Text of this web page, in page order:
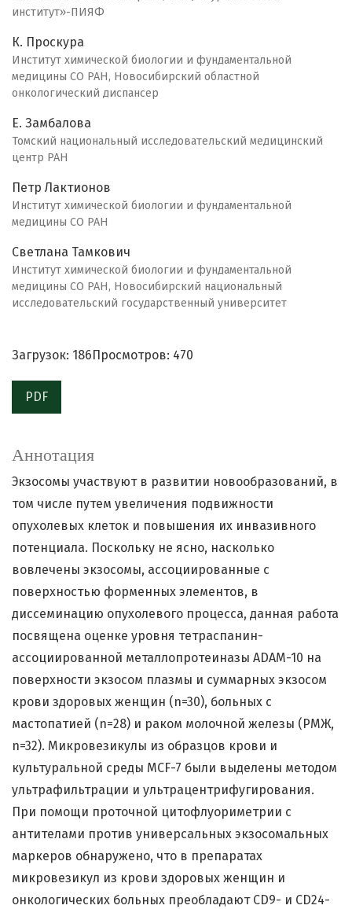
институт»-ПИЯФ
К. Проскура
Институт химической биологии и фундаментальной
медицины СО РАН, Новосибирский областной
онкологический диспансер
Е. Замбалова
Томский национальный исследовательский медицинский
центр РАН
Петр Лактионов
Институт химической биологии и фундаментальной
медицины СО РАН
Светлана Тамкович
Институт химической биологии и фундаментальной
медицины СО РАН, Новосибирский национальный
исследовательский государственный университет
Загрузок: 186 Просмотров: 470
PDF
Аннотация
Экзосомы участвуют в развитии новообразований, в
том числе путем увеличения подвижности
опухолевых клеток и повышения их инвазивного
потенциала. Поскольку не ясно, насколько
вовлечены экзосомы, ассоциированные с
поверхностью форменных элементов, в
диссеминацию опухолевого процесса, данная работа
посвящена оценке уровня тетраспанин-
ассоциированной металлопротеиназы ADAM-10 на
поверхности экзосом плазмы и суммарных экзосом
крови здоровых женщин (n=30), больных с
мастопатией (n=28) и раком молочной железы (РМЖ,
n=32). Микровезикулы из образцов крови и
культуральной среды MCF-7 были выделены методом
ультрафильтрации и ультрацентрифугирования.
При помощи проточной цитофлуориметрии с
антителами против универсальных экзосомальных
маркеров обнаружено, что в препаратах
микровезикул из крови здоровых женщин и
онкологических больных преобладают CD9- и CD24-